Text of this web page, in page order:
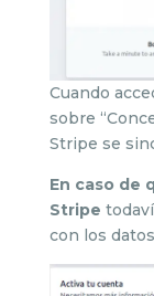
Cuando
sobre
Stripe se
En caso de
Stripe
con los